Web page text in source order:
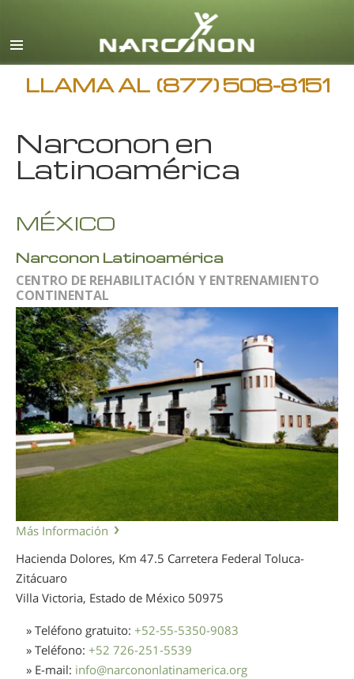
Español
Inglés
Todas las Regiones/Idiomas
LLAMA AL (877) 508-8151
Narconon en
Latinoamérica
MÉXICO
Narconon Latinoamérica
CENTRO DE REHABILITACIÓN Y ENTRENAMIENTO
CONTINENTAL
Más Información
Hacienda Dolores, Km 47.5 Carretera Federal Toluca-
Zitácuaro
Villa Victoria, Estado de México 50975
» Teléfono gratuito: +52-55-5350-9083
» Teléfono: +52 726-251-5539
» E-mail: info@narcononlatinamerica.org